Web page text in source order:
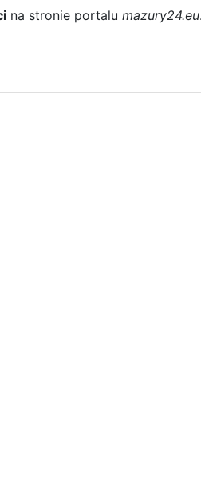
na stronie portalu mazury24.eu.